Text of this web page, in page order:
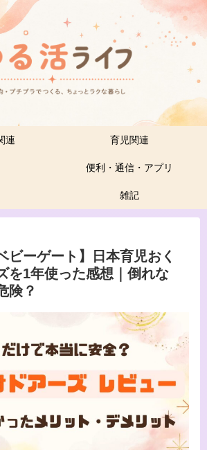
連 育児関連
便利・通信・アプリ
雑記
ビーゲート】日本育児おく
を1年使った感想｜倒れな
険？